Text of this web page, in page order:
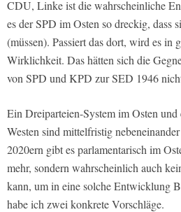
CDU, Linke ist die wahrscheinliche
es der SPD im Osten so dreckig, dass
(müssen). Passiert das dort, wird es in
Wirklichkeit. Das hätten sich die
von SPD und KPD zur SED 1946
Ein Dreiparteien-System im Osten
Westen sind mittelfristig
2020ern gibt es parlamentarisch im
mehr, sondern wahrscheinlich auch
kann, um in eine solche Entwicklung
habe ich zwei konkrete Vorschläge.